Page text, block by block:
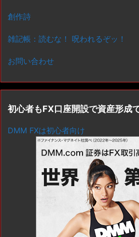
創作詩
雑記帳：読むな！ 呪われるぞッ！
お問い合わせ
初心者もFX口座開設で資産形成
DMM FXは初心者向け